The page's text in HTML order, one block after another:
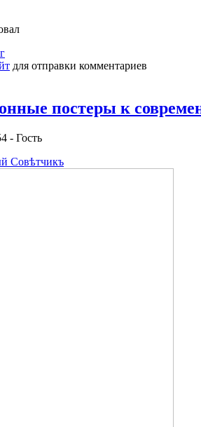
для отправки комментариев
постеры к
- Гость
Совѣтчикъ